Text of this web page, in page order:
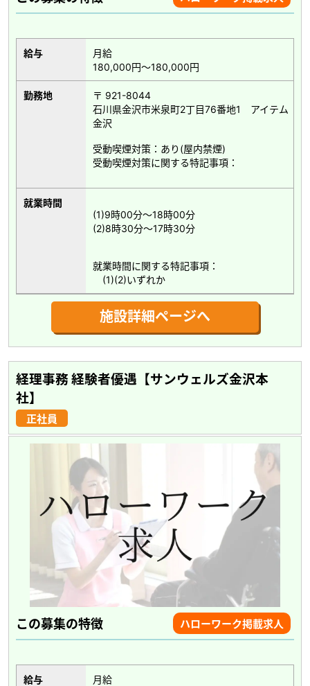
給与
月給
180,000円～180,000円
勤務地
〒 921-8044
石川県金沢市米泉町2丁目76番地1 アイテム
金沢
受動喫煙対策：あり(屋内禁煙)
受動喫煙対策に関する特記事項：
就業時間
(1)9時00分～18時00分
(2)8時30分～17時30分
就業時間に関する特記事項：
(1)(2)いずれか
施設詳細ページへ
経理事務 経験者優遇【サンウェルズ金沢本
社】
正社員
この募集の特徴 ハローワーク掲載求人
給与
月給